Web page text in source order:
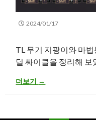
2024/01/17
TL 무기 지팡이와 마
딜 싸이클을 정리해 보
[TL] 마법봉+지팡이(딜러
더보기 →